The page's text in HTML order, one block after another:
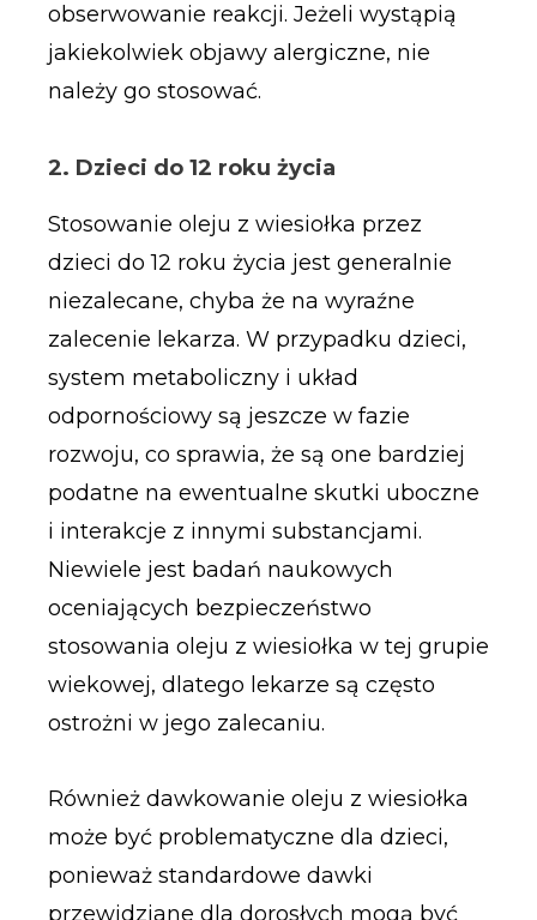
obserwowanie reakcji. Jeżeli wystąpią
jakiekolwiek objawy alergiczne, nie
należy go stosować.
2. Dzieci do 12 roku życia
Stosowanie oleju z wiesiołka przez
dzieci do 12 roku życia jest generalnie
niezalecane, chyba że na wyraźne
zalecenie lekarza. W przypadku dzieci,
system metaboliczny i układ
odpornościowy są jeszcze w fazie
rozwoju, co sprawia, że są one bardziej
podatne na ewentualne skutki uboczne
i interakcje z innymi substancjami.
Niewiele jest badań naukowych
oceniających bezpieczeństwo
stosowania oleju z wiesiołka w tej grupie
wiekowej, dlatego lekarze są często
ostrożni w jego zalecaniu.
Również dawkowanie oleju z wiesiołka
może być problematyczne dla dzieci,
ponieważ standardowe dawki
przewidziane dla dorosłych mogą być